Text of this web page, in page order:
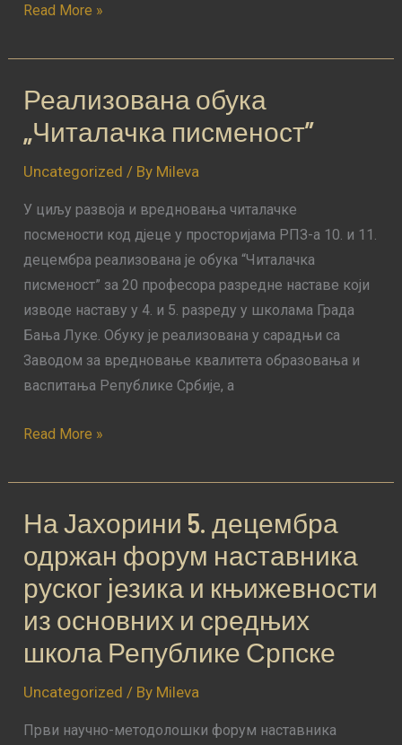
Read More »
Реализована обука
„Читалачка писменост”
Uncategorized / By Mileva
У циљу развоја и вредновања читалачке
посмености код дјеце у просторијама РПЗ-а 10. и 11.
децембра реализована је обука “Читалачка
писменост” за 20 професора разредне наставе који
изводе наставу у 4. и 5. разреду у школама Града
Бања Луке. Обуку је реализована у сарадњи са
Заводом за вредновање квалитета образовања и
васпитања Републике Србије, а
Реализована
„Читалачка
писменост”
Read More »
На Јахорини 5. децембра
одржан форум наставника
руског језика и књижевности
из основних и средњих
школа Републике Српске
Uncategorized / By Mileva
Први научно-методолошки форум наставника
На
5.
децембра
одржан
наставника
руског